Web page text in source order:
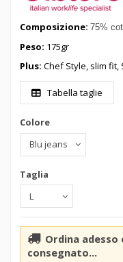
Composizione: 75%
Peso: 175gr
Plus: Chef Style, slim fit,
Tabella taglie
Colore
Taglia
Ordina
consegnato...